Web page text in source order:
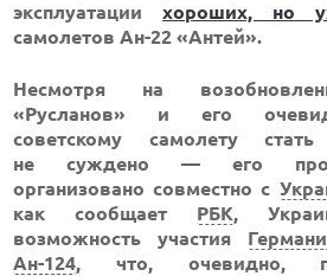
эксплуатациихороших, но
самолетов Ан-22 «Антей».
Несмотря на
«Русланов» и его
советскому самолету
не суждено — его
организовано совместно с
как сообщает РБК,
возможность участия
Ан-124, что, очевидно,